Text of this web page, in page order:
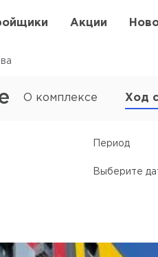
Акции
О комплексе Ход
Период
Выберите